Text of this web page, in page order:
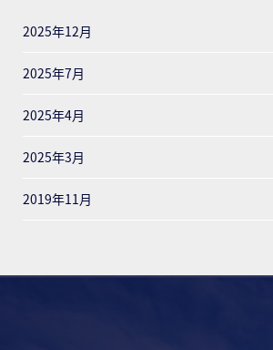
2025年12月
2025年7月
2025年4月
2025年3月
2019年11月